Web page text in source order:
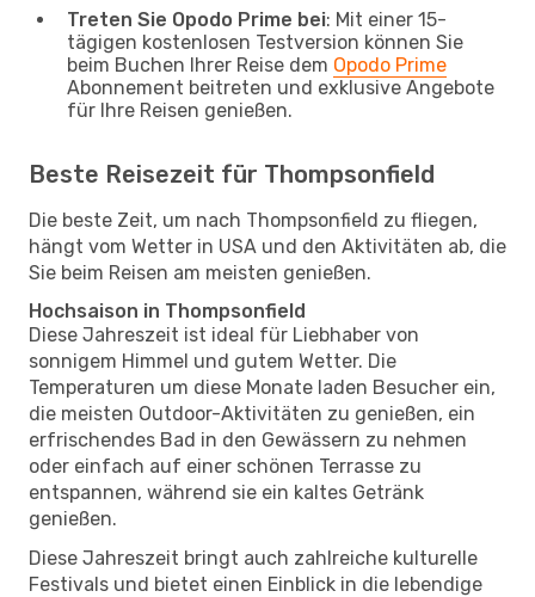
Treten Sie Opodo Prime bei: Mit einer 15-
tägigen kostenlosen Testversion können Sie
beim Buchen Ihrer Reise dem Opodo Prime
Abonnement beitreten und exklusive Angebote
für Ihre Reisen genießen.
Beste Reisezeit für Thompsonfield
Die beste Zeit, um nach Thompsonfield zu fliegen,
hängt vom Wetter in USA und den Aktivitäten ab, die
Sie beim Reisen am meisten genießen.
Hochsaison in Thompsonfield
Diese Jahreszeit ist ideal für Liebhaber von
sonnigem Himmel und gutem Wetter. Die
Temperaturen um diese Monate laden Besucher ein,
die meisten Outdoor-Aktivitäten zu genießen, ein
erfrischendes Bad in den Gewässern zu nehmen
oder einfach auf einer schönen Terrasse zu
entspannen, während sie ein kaltes Getränk
genießen.
Diese Jahreszeit bringt auch zahlreiche kulturelle
Festivals und bietet einen Einblick in die lebendige